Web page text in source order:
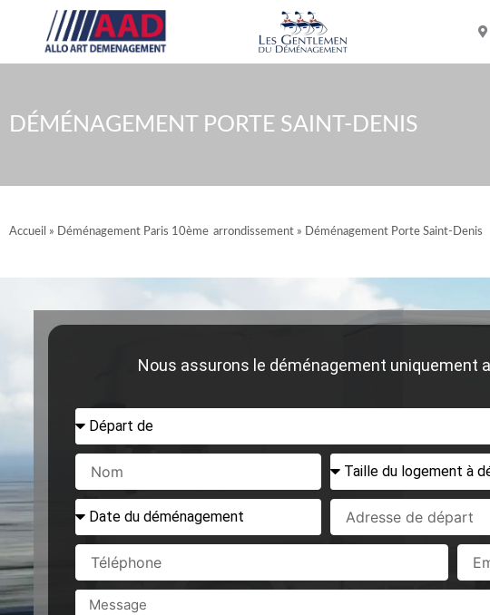
contenu
DÉMÉNAGEMENT PORTE SAINT-DENIS
Accueil » Déménagement Paris 10ème arrondissement » Déménagement Porte Saint-Denis
Nous assurons le déménagement uniquement
de
Nom
du
logement
déménager
du
déménagement
Adresse
départ
Téléphone
Email
Message